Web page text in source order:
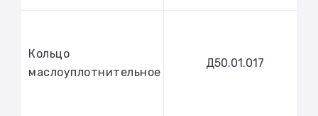
Кольцо
маслоуплотнительное
Д50.01.017